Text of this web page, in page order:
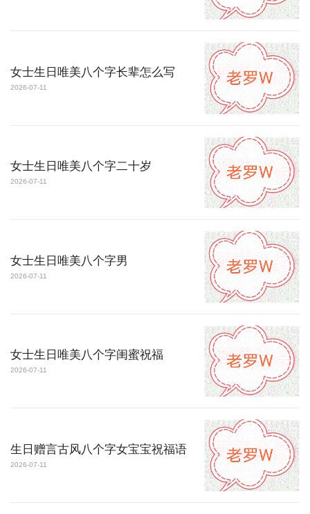
女士生日唯美八个字长辈怎么写
2026-07-11
女士生日唯美八个字二十岁
2026-07-11
女士生日唯美八个字男
2026-07-11
女士生日唯美八个字闺蜜祝福
2026-07-11
生日赠言古风八个字女宝宝祝福语
2026-07-11